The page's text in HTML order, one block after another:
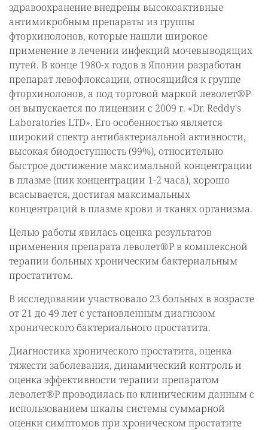
здравоохранение внедрены высокоактивные
антимикробным препараты из группы
фторхинолонов, которые нашли широкое
применение в лечении инфекций мочевыводящих
путей. В конце 1980-х годов в Японии разработан
препарат левофлоксацин, относящийся к группе
фторхинолонов, а под торговой маркой леволет®Р
он выпускается по лицензии с 2009 г. «Dr. Reddy's
Laboratories LTD». Его особенностью является
широкий спектр антибактериальной активности,
высокая биодоступность (99%), относительно
быстрое достижение максимальной концентрации
в плазме (пик концентрации 1-2 часа), хорошо
всасывается, достигая максимальных
концентраций в плазме крови и тканях организма.
Целью работы явилась оценка результатов
применения препарата леволет®Р в комплексной
терапии больных хроническим бактериальным
простатитом.
В исследовании участвовало 23 больных в возрасте
от 21 до 49 лет с установленным диагнозом
хронического бактериального простатита.
Диагностика хронического простатита, оценка
тяжести заболевания, динамический контроль и
оценка эффективности терапии препаратом
леволет®Р проводилась по клиническим данным с
использованием шкалы системы суммарной
оценки симптомов при хроническом простатите